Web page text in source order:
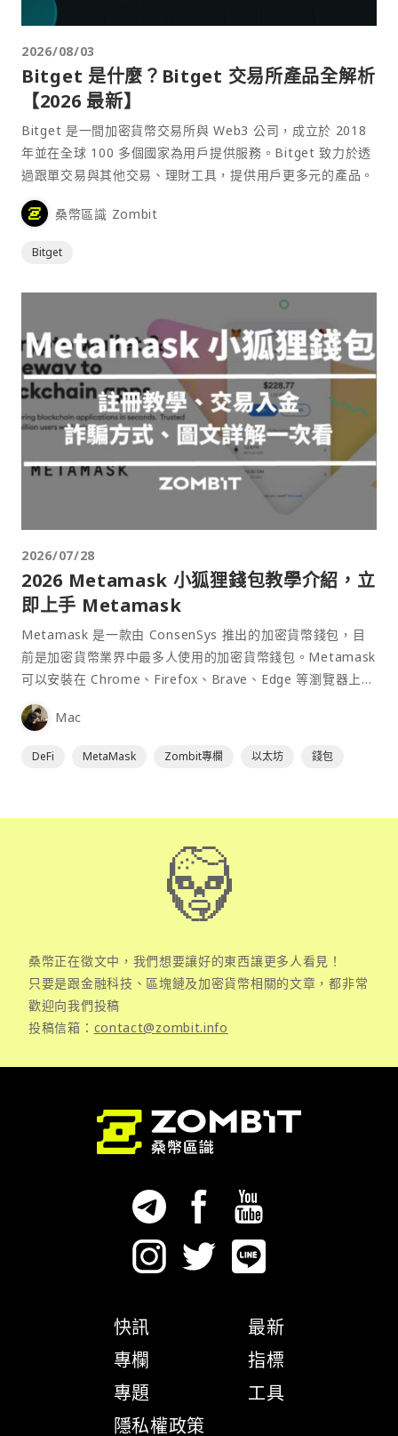
2026/08/03
Bitget 是什麼？Bitget 交易所產品全解析
【2026 最新】
Bitget 是一間加密貨幣交易所與 Web3 公司，成立於 2018
年並在全球 100 多個國家為用戶提供服務。Bitget 致力於透
過跟單交易與其他交易、理財工具，提供用戶更多元的產品。
桑幣區識 Zombit
Bitget
2026/07/28
2026 Metamask 小狐狸錢包教學介紹，立
即上手 Metamask
Metamask 是一款由 ConsenSys 推出的加密貨幣錢包，目
前是加密貨幣業界中最多人使用的加密貨幣錢包。Metamask
可以安裝在 Chrome、Firefox、Brave、Edge 等瀏覽器上作
為插件使用，具備許多功能且使用上非常方便。
Mac
DeFi MetaMask Zombit專欄 以太坊 錢包
桑幣正在徵文中，我們想要讓好的東西讓更多人看見！
只要是跟金融科技、區塊鏈及加密貨幣相關的文章，都非常
歡迎向我們投稿
投稿信箱： contact@zombit.info
快訊
專欄
專題
隱私權政策
最新
指標
工具